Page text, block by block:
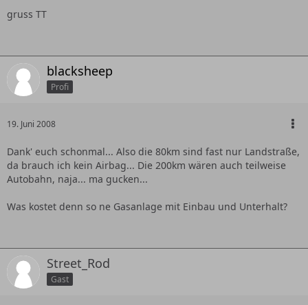
gruss TT
blacksheep
Profi
19. Juni 2008
Dank' euch schonmal... Also die 80km sind fast nur Landstraße,
da brauch ich kein Airbag... Die 200km wären auch teilweise
Autobahn, naja... ma gucken...
Was kostet denn so ne Gasanlage mit Einbau und Unterhalt?
Street_Rod
Gast